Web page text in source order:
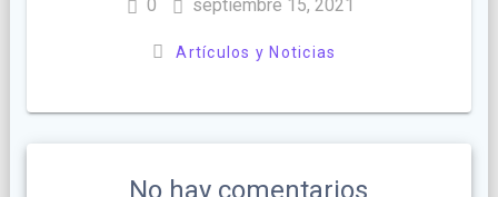
0 septiembre 15, 2021
Artículos y Noticias
No hay comentarios